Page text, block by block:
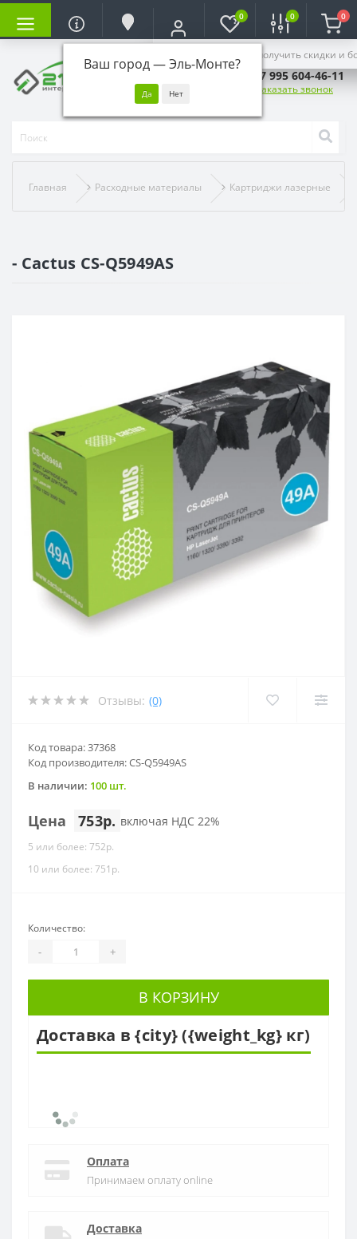
Ваш город —Эль-Монте?
Войдите, чтобы получить скидки и
0 0 0
+7 995 604-46-11
Заказать звонок
Главная Расходные материалы Картриджи лазерные
- Cactus CS-Q5949AS
Отзывы: (0)
Код товара: 37368
Код производителя: CS-Q5949AS
В наличии: 100 шт.
Цена 753р. включая НДС 22%
5 или более: 752р.
10 или более: 751р.
Количество:
- +
В КОРЗИНУ
Доставка в {city} ({weight_kg} кг)
Оплата
Принимаем оплату online
Доставка